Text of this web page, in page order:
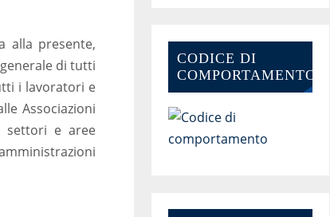
alla presente,
di tutti
i lavoratori e
Associazioni
settori e aree
CODICE DI
COMPORTAMENTO